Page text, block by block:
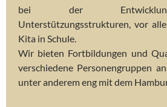
bei der
Unterstützungsstrukturen, vor
Kita in Schule.
Wir bieten Fortbildungen und
verschiedene Personengruppen
unter anderem eng mit dem